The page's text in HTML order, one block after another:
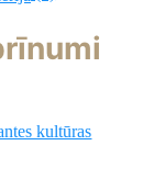
kultūras